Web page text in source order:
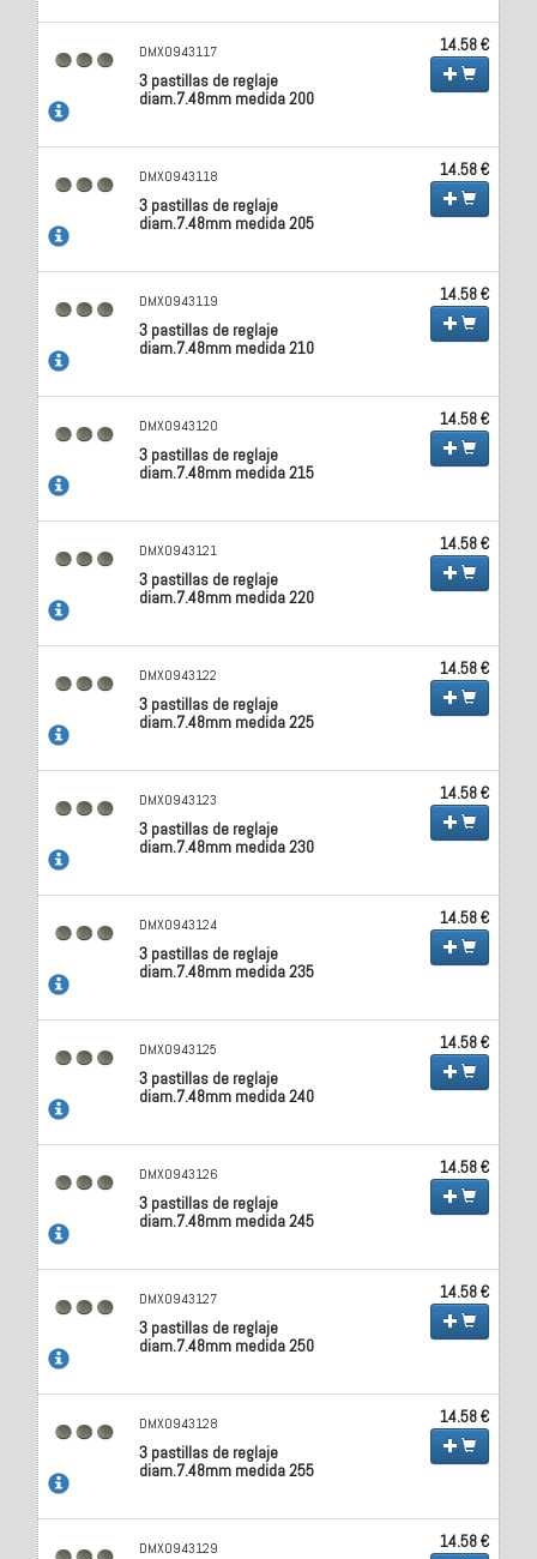
DMX0943117
3 pastillas de reglaje
diam.7.48mm medida 200
14.58 €
DMX0943118
3 pastillas de reglaje
diam.7.48mm medida 205
14.58 €
DMX0943119
3 pastillas de reglaje
diam.7.48mm medida 210
14.58 €
DMX0943120
3 pastillas de reglaje
diam.7.48mm medida 215
14.58 €
DMX0943121
3 pastillas de reglaje
diam.7.48mm medida 220
14.58 €
DMX0943122
3 pastillas de reglaje
diam.7.48mm medida 225
14.58 €
DMX0943123
3 pastillas de reglaje
diam.7.48mm medida 230
14.58 €
DMX0943124
3 pastillas de reglaje
diam.7.48mm medida 235
14.58 €
DMX0943125
3 pastillas de reglaje
diam.7.48mm medida 240
14.58 €
DMX0943126
3 pastillas de reglaje
diam.7.48mm medida 245
14.58 €
DMX0943127
3 pastillas de reglaje
diam.7.48mm medida 250
14.58 €
DMX0943128
3 pastillas de reglaje
diam.7.48mm medida 255
14.58 €
DMX0943129 14.58 €